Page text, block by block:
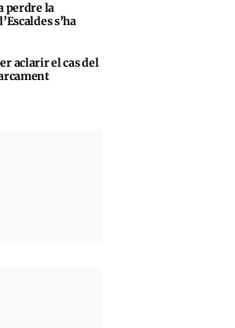
perdre la
s’ha
aclarir el cas del